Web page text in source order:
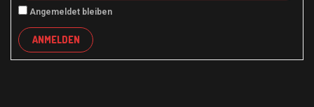
Angemeldet bleiben
ANMELDEN